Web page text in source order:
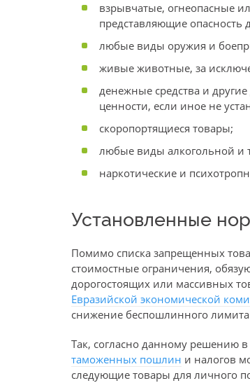
взрывчатые, огнеопасные
представляющие опасность
любые виды оружия и
живые животные, за
денежные средства и
ценности, если иное не
скоропортящиеся товары;
любые виды алкогольной и
наркотические и
Установленные
Помимо списка запрещенных
стоимостные ограничения,
дорогостоящих или массивных
Евразийской экономической
снижение беспошлинного
Так, согласно данному решению
таможенных пошлин и налогов
следующие товары для личного